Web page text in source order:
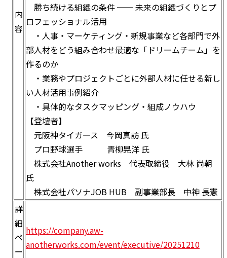
内
容
勝ち続ける組織の条件 ── 未来の組織づくりとプ
ロフェッショナル活用
・人事・マーケティング・新規事業など各部門で外
部人材をどう組み合わせ最適な「ドリームチーム」を
作るのか
・業務やプロジェクトごとに外部人材に任せる新し
い人材活用事例紹介
・具体的なタスクマッピング・組成ノウハウ
【登壇者】
元阪神タイガース 今岡真訪 氏
プロ野球選手 青柳晃洋 氏
株式会社Another works 代表取締役 大林 尚朝
氏
株式会社パソナJOB HUB 副事業部長 中神 長憲
詳
細
ペ
ー
https://company.aw-
anotherworks.com/event/executive/20251210